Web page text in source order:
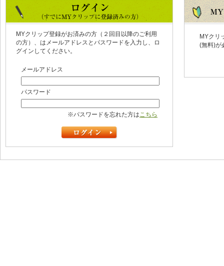
MYクリップ登録がお済みの方（２回目以降のご利用
の方）、はメールアドレスとパスワードを入力し、ロ
グインしてください。
メールアドレス
パスワード
※パスワードを忘れた方はこちら
MYクリ
(無料)が